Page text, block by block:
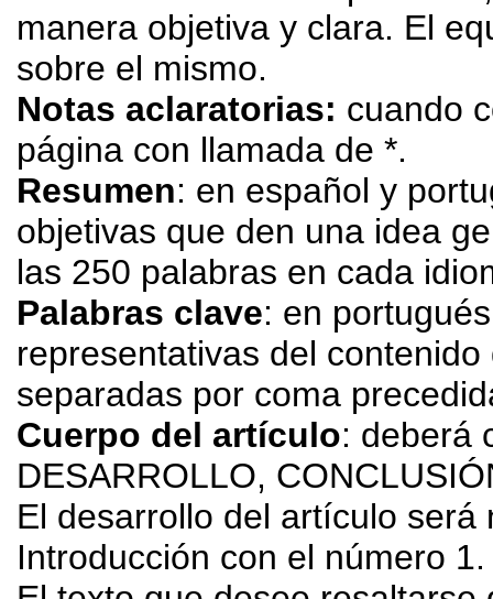
manera objetiva y clara. El
sobre el mismo.
Notas aclaratorias: cuando
página con llamada de *.
Resumen: en español y
objetivas que den una idea
las 250 palabras en cada
Palabras clave: en
representativas del
separadas por coma
Cuerpo del artículo: deberá
DESARROLLO,
El desarrollo del artículo
Introducción con el número 1.